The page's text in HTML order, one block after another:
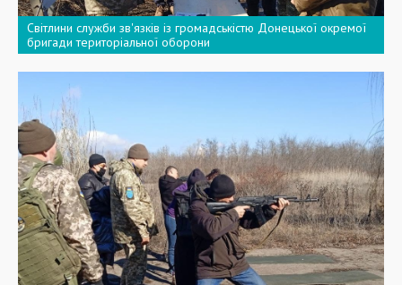
Світлини служби зв'язків із громадськістю Донецької окремої
бригади територіальної оборони